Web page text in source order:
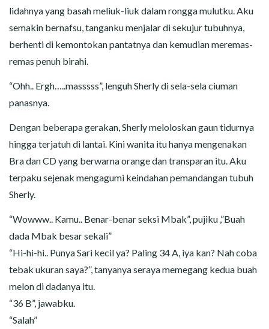
lidahnya yang basah meliuk-liuk dalam rongga mulutku. Aku
semakin bernafsu, tanganku menjalar di sekujur tubuhnya,
berhenti di kemontokan pantatnya dan kemudian meremas-
remas penuh birahi.
“Ohh.. Ergh…..masssss”, lenguh Sherly di sela-sela ciuman
panasnya.
Dengan beberapa gerakan, Sherly meloloskan gaun tidurnya
hingga terjatuh di lantai. Kini wanita itu hanya mengenakan
Bra dan CD yang berwarna orange dan transparan itu. Aku
terpaku sejenak mengagumi keindahan pemandangan tubuh
Sherly.
“Wowww.. Kamu.. Benar-benar seksi Mbak”, pujiku ,”Buah
dada Mbak besar sekali”
“Hi-hi-hi.. Punya Sari kecil ya? Paling 34 A, iya kan? Nah coba
tebak ukuran saya?”, tanyanya seraya memegang kedua buah
melon di dadanya itu.
“36 B”, jawabku.
“Salah”